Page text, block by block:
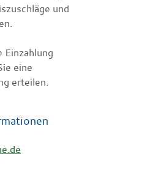
und
Einzahlung
eine
erteilen.